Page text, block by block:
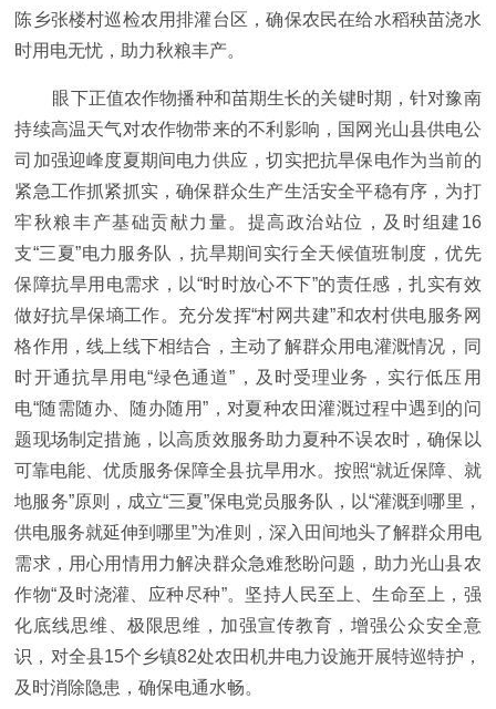
陈乡张楼村巡检农用排灌台区，确保农民在给水稻秧苗浇水
时用电无忧，助力秋粮丰产。
眼下正值农作物播种和苗期生长的关键时期，针对豫南
持续高温天气对农作物带来的不利影响，国网光山县供电公
司加强迎峰度夏期间电力供应，切实把抗旱保电作为当前的
紧急工作抓紧抓实，确保群众生产生活安全平稳有序，为打
牢秋粮丰产基础贡献力量。提高政治站位，及时组建16
支“三夏”电力服务队，抗旱期间实行全天候值班制度，优先
保障抗旱用电需求，以“时时放心不下”的责任感，扎实有效
做好抗旱保墒工作。充分发挥“村网共建”和农村供电服务网
格作用，线上线下相结合，主动了解群众用电灌溉情况，同
时开通抗旱用电“绿色通道”，及时受理业务，实行低压用
电“随需随办、随办随用”，对夏种农田灌溉过程中遇到的问
题现场制定措施，以高质效服务助力夏种不误农时，确保以
可靠电能、优质服务保障全县抗旱用水。按照“就近保障、就
地服务”原则，成立“三夏”保电党员服务队，以“灌溉到哪里，
供电服务就延伸到哪里”为准则，深入田间地头了解群众用电
需求，用心用情用力解决群众急难愁盼问题，助力光山县农
作物“及时浇灌、应种尽种”。坚持人民至上、生命至上，强
化底线思维、极限思维，加强宣传教育，增强公众安全意
识，对全县15个乡镇82处农田机井电力设施开展特巡特护，
及时消除隐患，确保电通水畅。